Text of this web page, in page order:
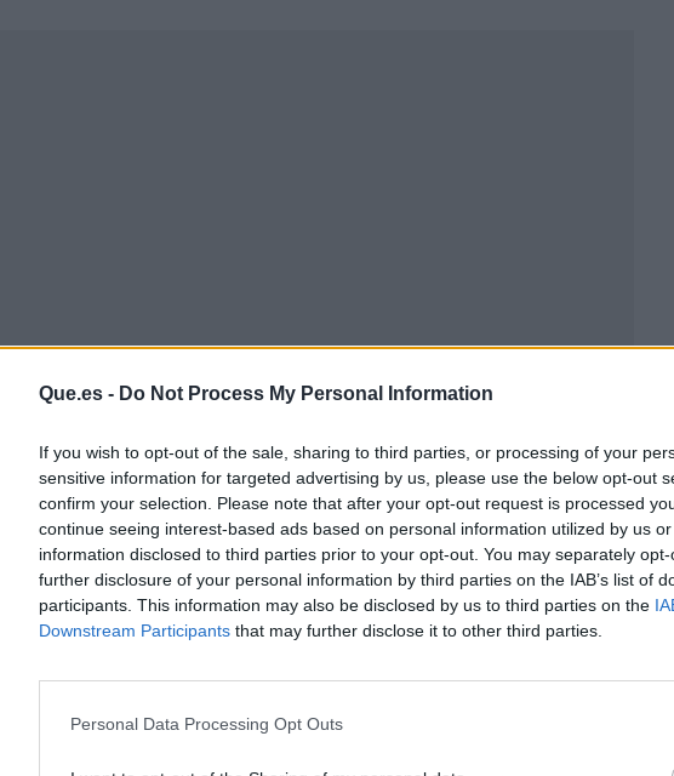
Que.es - Do Not Process My Personal Information
If you wish to opt-out of the sale, sharing to third parties, or processing of your
sensitive information for targeted advertising by us, please use the below opt-out
confirm your selection. Please note that after your opt-out request is processed
continue seeing interest-based ads based on personal information utilized by us
information disclosed to third parties prior to your opt-out. You may separately
further disclosure of your personal information by third parties on the IAB’s list of
participants. This information may also be disclosed by us to third parties on the
Downstream Participants that may further disclose it to other third parties.
Personal Data Processing Opt Outs
Publicidad